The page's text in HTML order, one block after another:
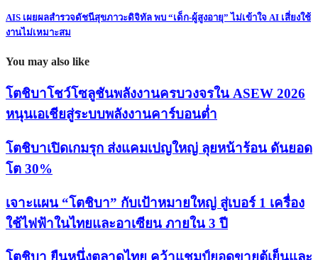
AIS เผยผลสำรวจดัชนีสุขภาวะดิจิทัล พบ “เด็ก-ผู้สูงอายุ” ไม่เข้าใจ AI เสี่ยงใช้
งานไม่เหมาะสม
You may also like
โตชิบาโชว์โซลูชันพลังงานครบวงจรใน ASEW 2026
หนุนเอเชียสู่ระบบพลังงานคาร์บอนต่ำ
โตชิบาเปิดเกมรุก ส่งแคมเปญใหญ่ ลุยหน้าร้อน ดันยอด
โต 30%
เจาะแผน “โตชิบา” กับเป้าหมายใหญ่ สู่เบอร์ 1 เครื่อง
ใช้ไฟฟ้าในไทยและอาเซียน ภายใน 3 ปี
โตชิบา ยืนหนึ่งตลาดไทย คว้าแชมป์ยอดขายตู้เย็นและ